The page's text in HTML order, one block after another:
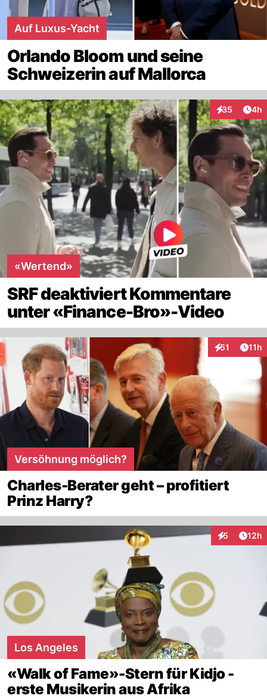
Auf Luxus-Yacht
Orlando Bloom und seine
Schweizerin auf Mallorca
35
Interaktionen
4h
«Wertend»
SRF deaktiviert Kommentare
unter «Finance-Bro»-Video
51
Interaktionen
11h
Versöhnung möglich?
Charles-Berater geht – profitiert
Prinz Harry?
5
Interaktionen
12h
Los Angeles
«Walk of Fame»-Stern für Kidjo -
erste Musikerin aus Afrika